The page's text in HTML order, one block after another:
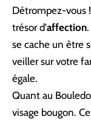
Détrompez-vous
trésor d’affection
se cache un être
veiller sur votre
égale.
Quant au
visage bougon.